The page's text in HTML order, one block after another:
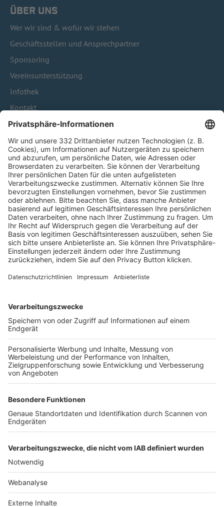
ÜBER UNS
Wer wir sind & wofür wir stehen
Geschäftsstellen und Ansprechpartner
Sponsoring
Vereinsunterstützung
Infothek
Kontakt
HÄUFIG BESUCHTE SEITEN
Pässe und Vereinswechsel
Trainerausbildung
Schulungsangebot Vereinsmitarbeiter
BFV-Geschäftsstellen
Trainerbörse
Login SpielPlus
FOLGE DEM BFV
TOP-VEREINE
TOP-PARTNER
Nutzungsbedingungen Datenschutz Impressum